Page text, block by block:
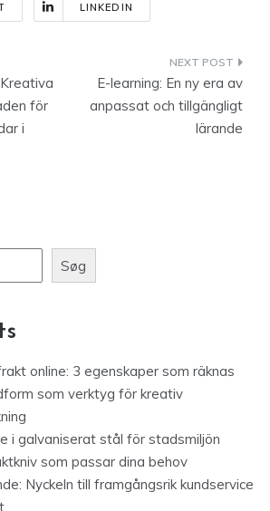
LINKEDIN
för
i
E-learning: En ny era av
anpassat och tillgängligt
lärande
Søg
online: 3 egenskaper som räknas
som verktyg för kreativ
i galvaniserat stål för stadsmiljön
som passar dina behov
Nyckeln till framgångsrik kundservice